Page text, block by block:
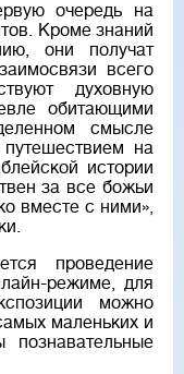
очередь на
Кроме знаний
они получат
всего
духовную
обитающими
смысле
на
истории
за все божьи
вместе с ними»,
проведение
режиме, для
можно
маленьких и
познавательные